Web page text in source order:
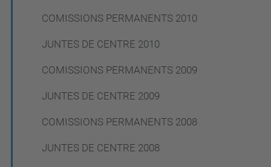
COMISSIONS PERMANENTS 2010
JUNTES DE CENTRE 2010
COMISSIONS PERMANENTS 2009
JUNTES DE CENTRE 2009
COMISSIONS PERMANENTS 2008
JUNTES DE CENTRE 2008